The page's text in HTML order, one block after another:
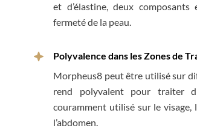
et d’élastine, deux
fermeté de la peau.
Polyvalence dans les Zones de
Morpheus8 peut être utilisé sur
rend polyvalent pour traiter
couramment utilisé sur le visage,
l’abdomen.